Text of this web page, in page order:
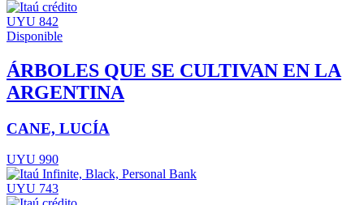
UYU 842
Disponible
ÁRBOLES QUE SE CULTIVAN EN LA
ARGENTINA
CANE, LUCÍA
UYU 990
UYU 743